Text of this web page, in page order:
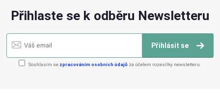
Přihlaste se k odběru Newsletteru
Přihlásit se
Souhlasím se zpracováním osobních údajů za účelem rozesílky newsletteru.